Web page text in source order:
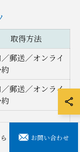
取得方法
郵送／オンライ
郵送／オンライ
郵送
お問い合わせ